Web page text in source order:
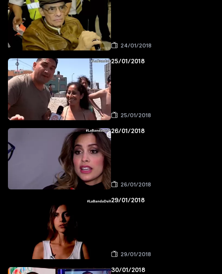
24/01/2018
25/01/2018
25/01/2018
26/01/2018
26/01/2018
29/01/2018
29/01/2018
30/01/2018